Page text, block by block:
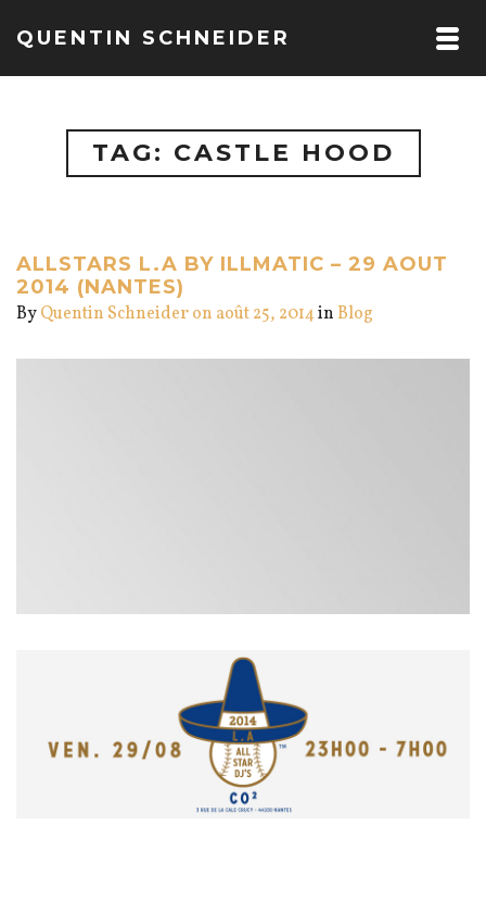
QUENTIN SCHNEIDER
TAG: CASTLE HOOD
ALLSTARS L.A BY ILLMATIC – 29 AOUT
2014 (NANTES)
ByQuentin Schneideron août 25, 2014in Blog